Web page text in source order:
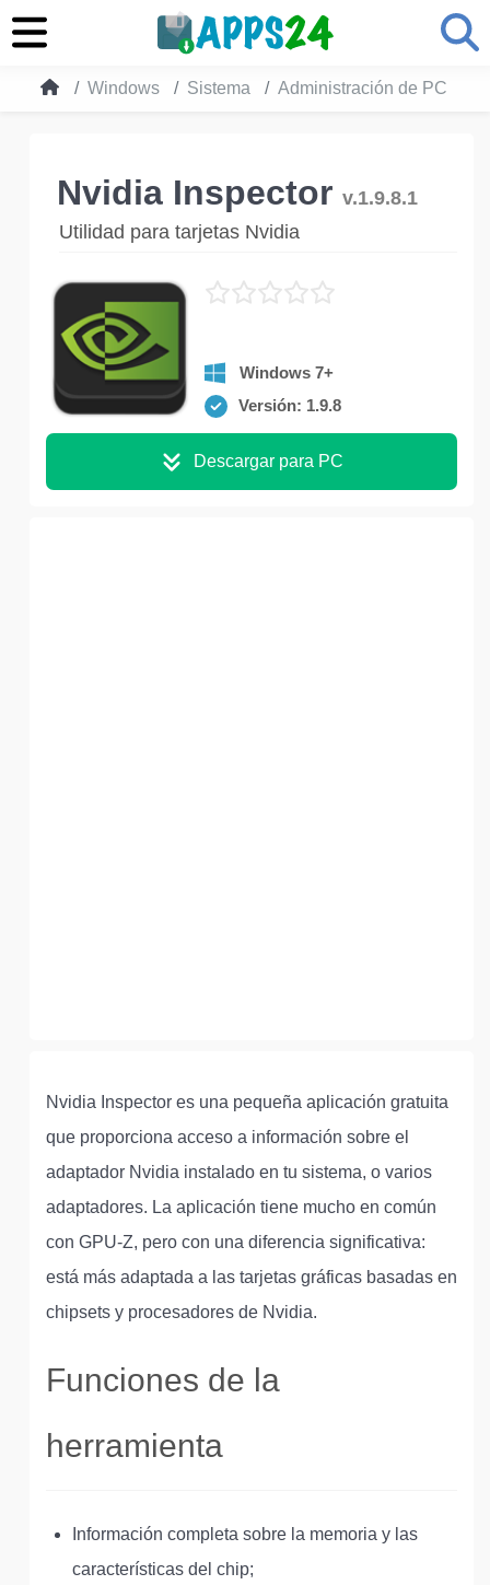
Windows Sistema Administración de PC
Nvidia Inspector v.1.9.8.1
Utilidad para tarjetas Nvidia
Windows 7+
Versión: 1.9.8
Descargar para PC
Nvidia Inspector es una pequeña aplicación gratuita
que proporciona acceso a información sobre el
adaptador Nvidia instalado en tu sistema, o varios
adaptadores. La aplicación tiene mucho en común
con GPU-Z, pero con una diferencia significativa:
está más adaptada a las tarjetas gráficas basadas en
chipsets y procesadores de Nvidia.
Funciones de la
herramienta
Información completa sobre la memoria y las
características del chip;